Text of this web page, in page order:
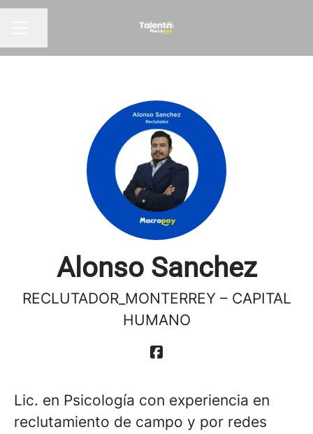
Alonso Sanchez
RECLUTADOR_MONTERREY – CAPITAL
HUMANO
Lic. en Psicología con experiencia en
reclutamiento de campo y por redes